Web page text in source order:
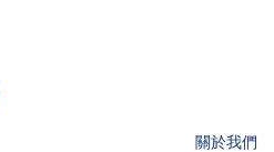
關於我們